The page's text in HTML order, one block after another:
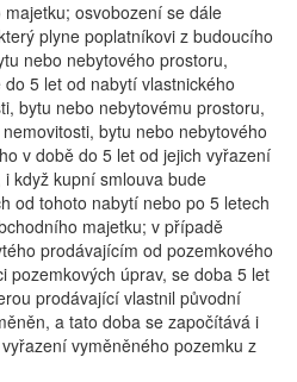
osvobození se dále
plyne poplatníkovi z budoucího
nebo nebytového prostoru,
5 let od nabytí vlastnického
bytu nebo nebytovému prostoru,
bytu nebo nebytového
v době do 5 let od jejich vyřazení
když kupní smlouva bude
od tohoto nabytí nebo po 5 letech
majetku; v případě
prodávajícím od pozemkového
pozemkových úprav, se doba 5 let
prodávající vlastnil původní
a tato doba se započítává i
vyměněného pozemku z